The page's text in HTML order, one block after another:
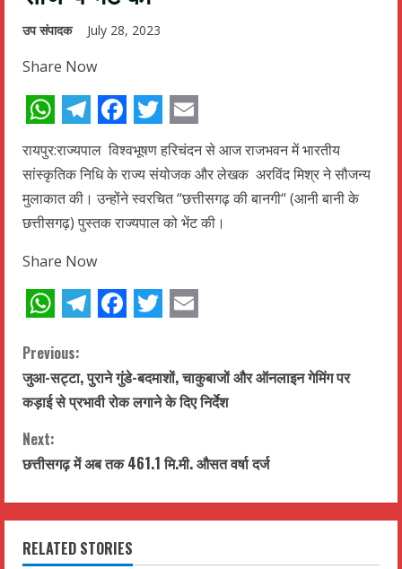
उप संपादक July 28, 2023
Share Now
WhatsApp
Telegram
Facebook
Twitter
Email
रायपुर:राज्यपाल विश्वभूषण हरिचंदन से आज राजभवन में भारतीय
सांस्कृतिक निधि के राज्य संयोजक और लेखक अरविंद मिश्र ने सौजन्य
मुलाकात की। उन्होंने स्वरचित ‘‘छत्तीसगढ़ की बानगी‘‘ (आनी बानी के
छत्तीसगढ़) पुस्तक राज्यपाल को भेंट की।
Share Now
C
o
n
t
i
n
Previous:
जुआ-सट्टा, पुराने गुंडे-बदमाशों, चाकुबाजों और ऑनलाइन गेमिंग पर
कड़ाई से प्रभावी रोक लगाने के दिए निर्देश
Next:
छत्तीसगढ़ में अब तक 461.1 मि.मी. औसत वर्षा दर्ज
RELATED STORIES